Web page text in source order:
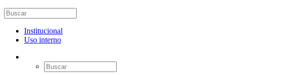
Institucional
Uso interno